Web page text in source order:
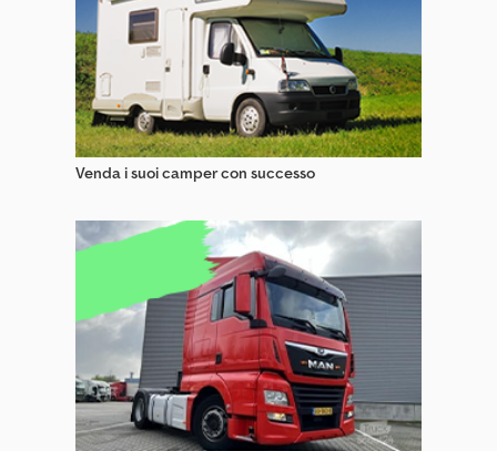
Rimorchi Silo
Rimorchi Speciali
Rimorchi Spingenti
Rimorchi Standard
Rimorchi Trasporto Auto
Rimorchi Trasporto Legno
Semirimorchi Speciali
Semirimorchi Trasportatori Di Auto
Venda i suoi camper con successo